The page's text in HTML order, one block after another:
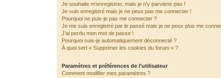
Je souhaite m’enregistrer, mais je n’y parviens pas !
Je suis enregistré mais je ne peux pas me connecter !
Pourquoi ne puis-je pas me connecter ?
Je me suis enregistré par le passé mais je ne peux plus me
J’ai perdu mon mot de passe !
Pourquoi suis-je automatiquement déconnecté ?
À quoi sert « Supprimer les cookies du forum » ?
Paramètres et préférences de l’utilisateur
Comment modifier mes paramètres ?